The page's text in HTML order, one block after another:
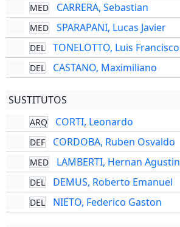
MED CARRERA, Sebastian
MED SPARAPANI, Lucas Javier
DEL TONELOTTO, Luis Francisco
DEL CASTANO, Maximiliano
SUSTITUTOS
ARQ CORTI, Leonardo
DEF CORDOBA, Ruben Osvaldo
MED LAMBERTI, Hernan Agustin
DEL DEMUS, Roberto Emanuel
DEL NIETO, Federico Gaston